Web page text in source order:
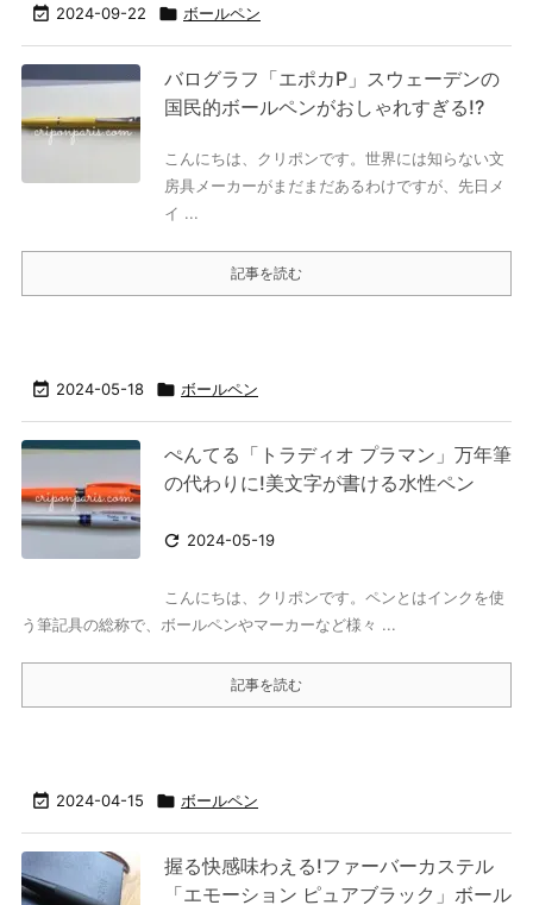
 2024-09-22  ボールペン
バログラフ「エポカP」スウェーデンの
国民的ボールペンがおしゃれすぎる!?
こんにちは、クリポンです。世界には知らない文
房具メーカーがまだまだあるわけですが、先日メ
イ ...
記事を読む
 2024-05-18  ボールペン
ぺんてる「トラディオ プラマン」万年筆
の代わりに!美文字が書ける水性ペン
 2024-05-19
こんにちは、クリポンです。ペンとはインクを使
う筆記具の総称で、ボールペンやマーカーなど様々 ...
記事を読む
 2024-04-15  ボールペン
握る快感味わえる!ファーバーカステル
「エモーション ピュアブラック」ボール